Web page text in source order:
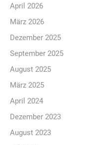
April 2026
März 2026
Dezember 2025
September 2025
August 2025
März 2025
April 2024
Dezember 2023
August 2023